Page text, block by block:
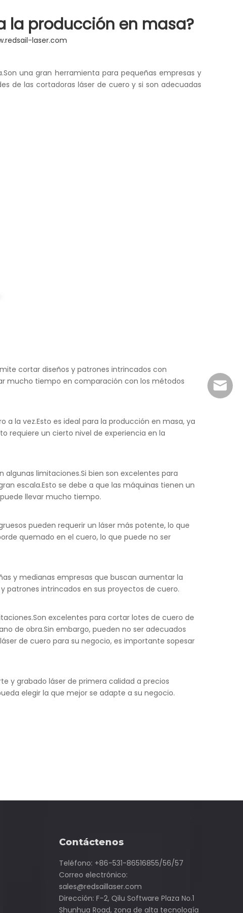
la producción en masa?
laser.com
una gran herramienta para pequeñas empresas y
de las cortadoras láser de cuero y si son adecuadas
cortar diseños y patrones intrincados con
mucho tiempo en comparación con los métodos
la vez.Esto es ideal para la producción en masa, ya
requiere un cierto nivel de experiencia en la
limitaciones.Si bien son excelentes para
escala.Esto se debe a que las máquinas tienen un
llevar mucho tiempo.
pueden requerir un láser más potente, lo que
quemado en el cuero, lo que puede no ser
y medianas empresas que buscan aumentar la
patrones intrincados en sus proyectos de cuero.
excelentes para cortar lotes de cuero de
de obra.Sin embargo, pueden no ser adecuados
de cuero para su negocio, es importante sopesar
y grabado láser de primera calidad a precios
elegir la que mejor se adapte a su negocio.
Contáctenos
Teléfono: +86-531-86516855/56/57
Correo electrónico:
sales@redsaillaser.com
Dirección: F-2, Qilu Software Plaza No.1
Shunhua Road, zona de alta tecnología